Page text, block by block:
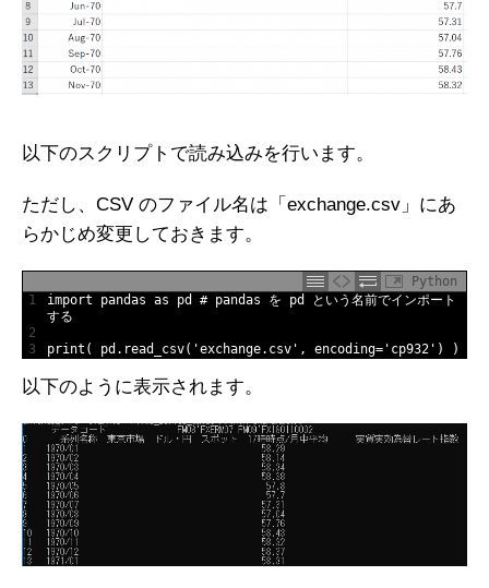
以下のスクリプトで読み込みを行います。
ただし、CSV のファイル名は「exchange.csv」にあ
らかじめ変更しておきます。
Python
1
2
3
import pandas as pd
# pandas を pd という名前でインポート
する
print ( pd . read_csv( 'exchange.csv' , encoding= 'cp932' ) )
以下のように表示されます。